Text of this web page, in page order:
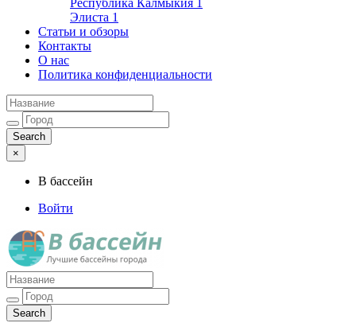
Республика Калмыкия 1
Элиста 1
Статьи и обзоры
Контакты
О нас
Политика конфиденциальности
×
В бассейн
Войти
Лучшие бассейны города